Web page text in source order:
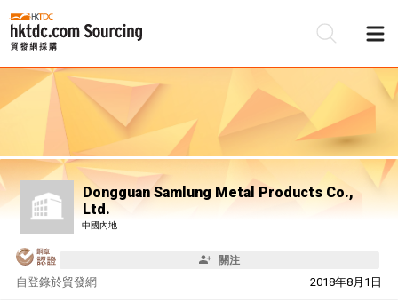
Dongguan Samlung Metal Products Co.,
Ltd.
中國內地
關注
自 2018年8月1日
登錄於貿發網